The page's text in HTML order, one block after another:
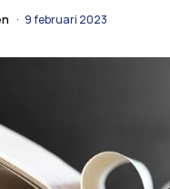
9 februari 2023